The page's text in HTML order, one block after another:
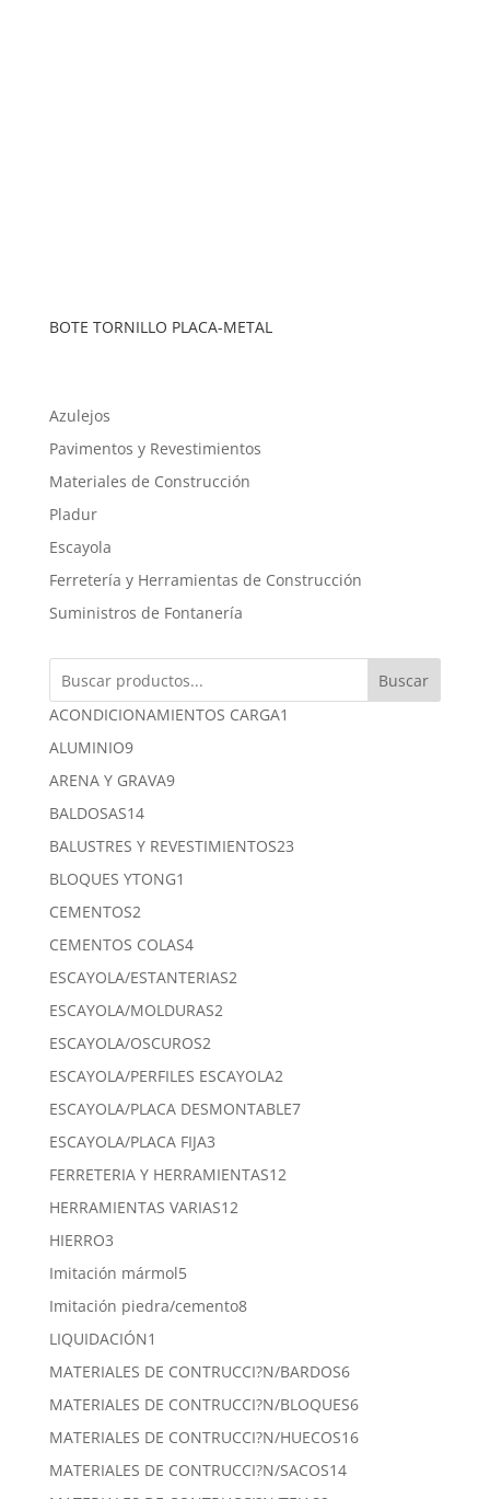
BOTE TORNILLO PLACA-METAL
Azulejos
Pavimentos y Revestimientos
Materiales de Construcción
Pladur
Escayola
Ferretería y Herramientas de Construcción
Suministros de Fontanería
Buscar
ACONDICIONAMIENTOS CARGA1
ALUMINIO99
productos
ARENA Y GRAVA99
BALDOSAS1414
productos
BALUSTRES Y REVESTIMIENTOS2323
BLOQUES YTONG1
CEMENTOS22
productos
CEMENTOS COLAS44
productos
ESCAYOLA/ESTANTERIAS22
ESCAYOLA/MOLDURAS22
ESCAYOLA/OSCUROS22
productos
ESCAYOLA/PERFILES ESCAYOLA22
productos
ESCAYOLA/PLACA DESMONTABLE77
ESCAYOLA/PLACA FIJA33
productos
FERRETERIA Y HERRAMIENTAS1212
HERRAMIENTAS VARIAS1212
HIERRO33
productos
Imitación mármol55
productos
Imitación piedra/cemento88
LIQUIDACIÓN1
producto
MATERIALES DE CONTRUCCI?N/BARDOS66
productos
MATERIALES DE CONTRUCCI?N/BLOQUES66
productos
MATERIALES DE CONTRUCCI?N/HUECOS1616
MATERIALES DE CONTRUCCI?N/SACOS1414